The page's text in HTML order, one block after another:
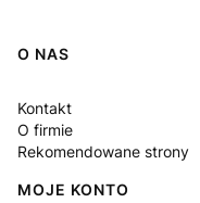
Linki w stopce
O NAS
Kontakt
O firmie
Rekomendowane strony
MOJE KONTO